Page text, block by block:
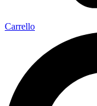
Carrello